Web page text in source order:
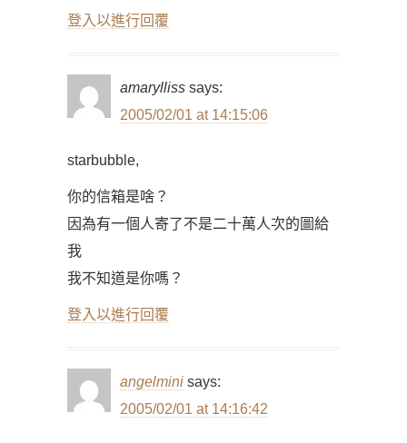
登入以進行回覆
amarylliss says:
2005/02/01 at 14:15:06
starbubble,
你的信箱是啥？
因為有一個人寄了不是二十萬人次的圖給
我
我不知道是你嗎？
登入以進行回覆
angelmini says:
2005/02/01 at 14:16:42